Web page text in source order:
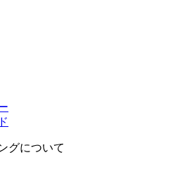
グについて